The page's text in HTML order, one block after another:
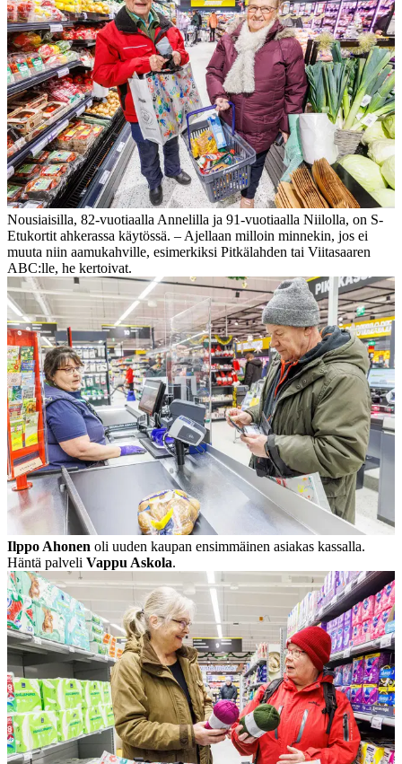
Nousiaisilla, 82-vuotiaalla Annelilla ja 91-vuotiaalla Niilolla, on S-
Etukortit ahkerassa käytössä. – Ajellaan milloin minnekin, jos ei
muuta niin aamukahville, esimerkiksi Pitkälahden tai Viitasaaren
ABC:lle, he kertoivat.
Ilppo Ahonen oli uuden kaupan ensimmäinen asiakas kassalla.
Häntä palveli Vappu Askola.